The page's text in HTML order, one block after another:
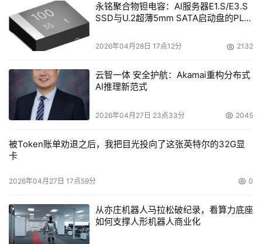
永铭聚合物钽电容：AI服务器E1.S/E3.S
SSD与U.2超薄5mm SATA启动盘的PLP
2026年04月28日 17点12分 2132
云智一体 安全护航：Akamai重构分布式
AI推理新范式
2026年04月27日 23点33分 2045
被Token账单劝退之后，我把目光投向了这张英特尔的32G显
卡
2026年04月27日 17点59分 0
从亦庄机器人马拉松破纪录，看算力底座
如何支撑人形机器人商业化